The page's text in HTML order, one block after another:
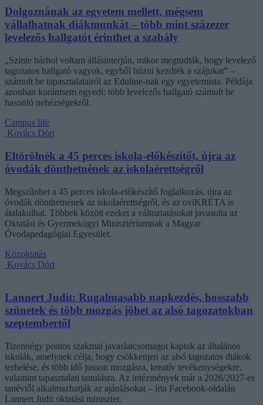
Dolgoznának az egyetem mellett, mégsem
vállalhatnak diákmunkát – több mint százezer
levelezős hallgatót érinthet a szabály
„Szinte bárhol voltam állásinterjún, mikor megtudták, hogy levelező
tagozatos hallgató vagyok, egyből húzni kezdték a szájukat” –
számolt be tapasztalatairól az Eduline-nak egy egyetemista. Példája
azonban korántsem egyedi: több levelezős hallgató számolt be
hasonló nehézségekről.
Campus life
Kovács Dóri
Eltörölnék a 45 perces iskola-előkészítőt, újra az
óvodák dönthetnének az iskolaérettségről
Megszűnhet a 45 perces iskola-előkészítő foglalkozás, újra az
óvodák dönthetnének az iskolaérettségről, és az oviKRÉTA is
átalakulhat. Többek között ezeket a változtatásokat javasolta az
Oktatási és Gyermekügyi Minisztériumnak a Magyar
Óvodapedagógiai Egyesület.
Közoktatás
Kovács Dóri
Lannert Judit: Rugalmasabb napkezdés, hosszabb
szünetek és több mozgás jöhet az alsó tagozatokban
szeptembertől
Tizennégy pontos szakmai javaslatcsomagot kaptak az általános
iskolák, amelynek célja, hogy csökkenjen az alsó tagozatos diákok
terhelése, és több idő jusson mozgásra, kreatív tevékenységekre,
valamint tapasztalati tanulásra. Az intézmények már a 2026/2027-es
tanévtől alkalmazhatják az ajánlásokat – írta Facebook-oldalán
Lannert Judit oktatási miniszter.